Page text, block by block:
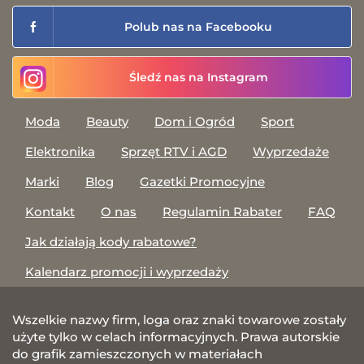
Polub nas na Facebooku
Śledź nas na Instagram
Moda Beauty Dom i Ogród
Sport
Elektronika
Sprzęt RTV i AGD
Wyprzedaże
Marki
Blog
Gazetki Promocyjne
Kontakt
O nas Regulamin Rabater
FAQ
Jak działają kody rabatowe?
Kalendarz promocji i wyprzedaży
Wszelkie nazwy firm, loga oraz znaki towarowe zostały
użyte tylko w celach informacyjnych. Prawa autorskie
do grafik zamieszczonych w materiałach